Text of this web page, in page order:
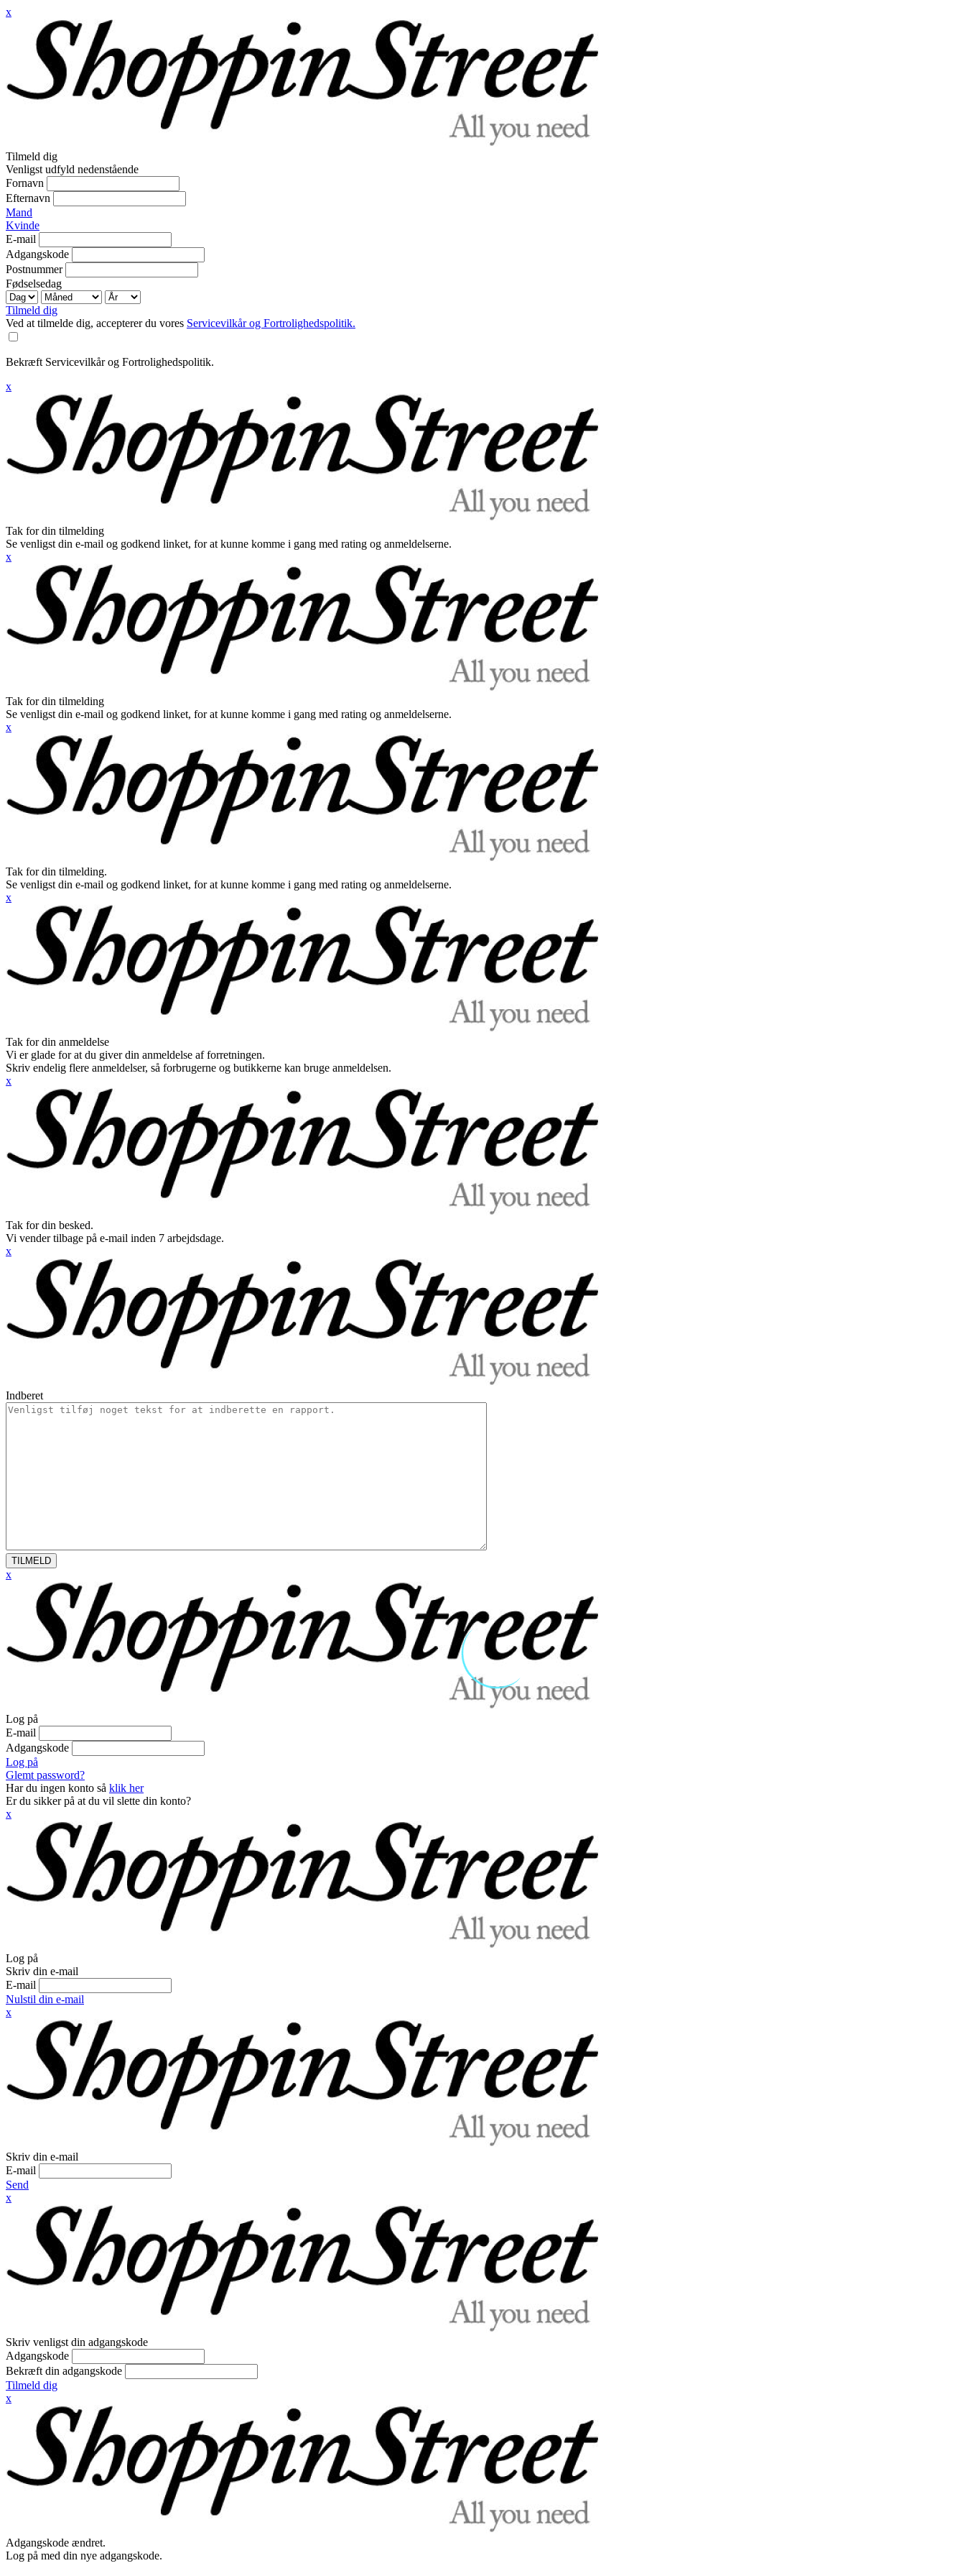
x
Tilmeld dig
Venligst udfyld nedenstående
Fornavn
Efternavn
Mand
Kvinde
E-mail
Adgangskode
Postnummer
Fødselsedag
Tilmeld dig
Ved at tilmelde dig, accepterer du vores Servicevilkår og Fortrolighedspolitik.
Bekræft Servicevilkår og Fortrolighedspolitik.
x
Tak for din tilmelding
Se venligst din e-mail og godkend linket, for at kunne komme i gang med rating og anmeldelserne.
x
Tak for din tilmelding
Se venligst din e-mail og godkend linket, for at kunne komme i gang med rating og anmeldelserne.
x
Tak for din tilmelding.
Se venligst din e-mail og godkend linket, for at kunne komme i gang med rating og anmeldelserne.
x
Tak for din anmeldelse
Vi er glade for at du giver din anmeldelse af forretningen.
Skriv endelig flere anmeldelser, så forbrugerne og butikkerne kan bruge anmeldelsen.
x
Tak for din besked.
Vi vender tilbage på e-mail inden 7 arbejdsdage.
x
Indberet
TILMELD
x
Log på
E-mail
Adgangskode
Log på
Glemt password?
Har du ingen konto så klik her
Er du sikker på at du vil slette din konto?
x
Log på
Skriv din e-mail
E-mail
Nulstil din e-mail
x
Skriv din e-mail
E-mail
Send
x
Skriv venligst din adgangskode
Adgangskode
Bekræft din adgangskode
Tilmeld dig
x
Adgangskode ændret.
Log på med din nye adgangskode.